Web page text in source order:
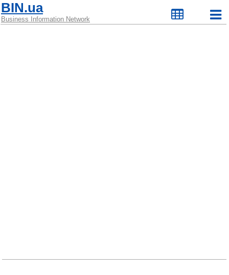
BIN.ua
Business Information Network